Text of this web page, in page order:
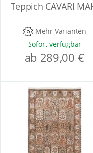
Teppich CAVARI
Mehr Varianten
Sofort verfügbar
ab 289,00 €